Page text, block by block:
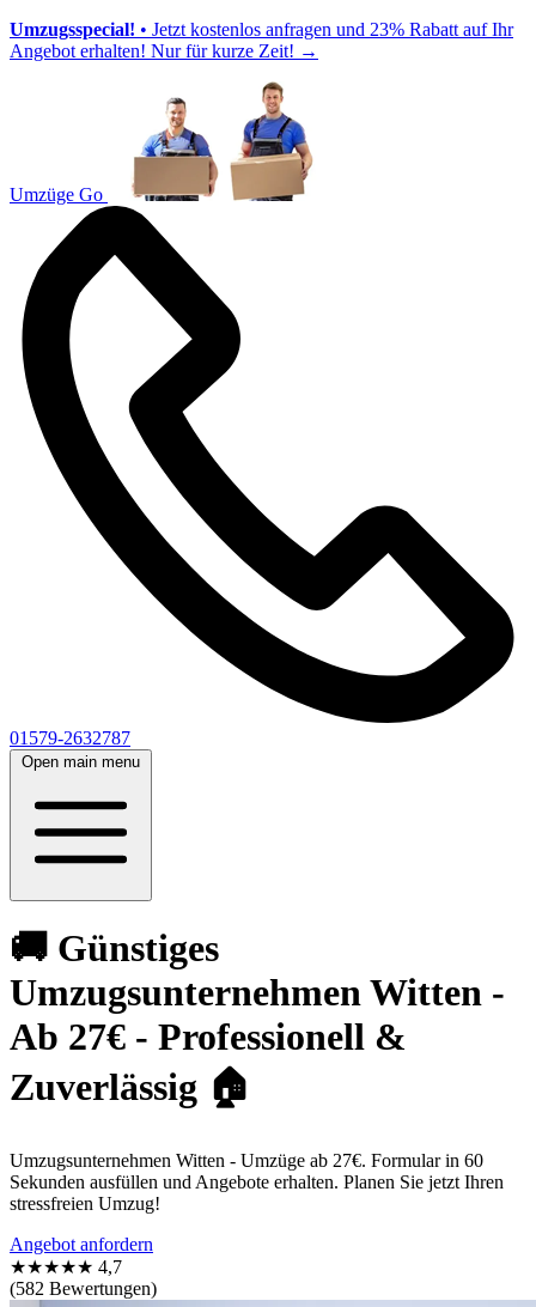
Umzugsspecial! • Jetzt kostenlos anfragen und 23% Rabatt auf Ihr
Angebot erhalten! Nur für kurze Zeit! →
Umzüge Go
01579-2632787
Open main menu
🚚 Günstiges
Umzugsunternehmen Witten -
Ab 27€ - Professionell &
Zuverlässig 🏠
Umzugsunternehmen Witten - Umzüge ab 27€. Formular in 60
Sekunden ausfüllen und Angebote erhalten. Planen Sie jetzt Ihren
stressfreien Umzug!
Angebot anfordern
★★★★★ 4,7
(582 Bewertungen)